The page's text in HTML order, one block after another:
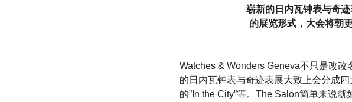
崭新的日内瓦钟表与奇
的展览形式，大会将朝
Watches & Wonders Geneva不只是改
的日内瓦钟表与奇迹表展大致上会分成四
的”In the City”等。The Salon简单来说